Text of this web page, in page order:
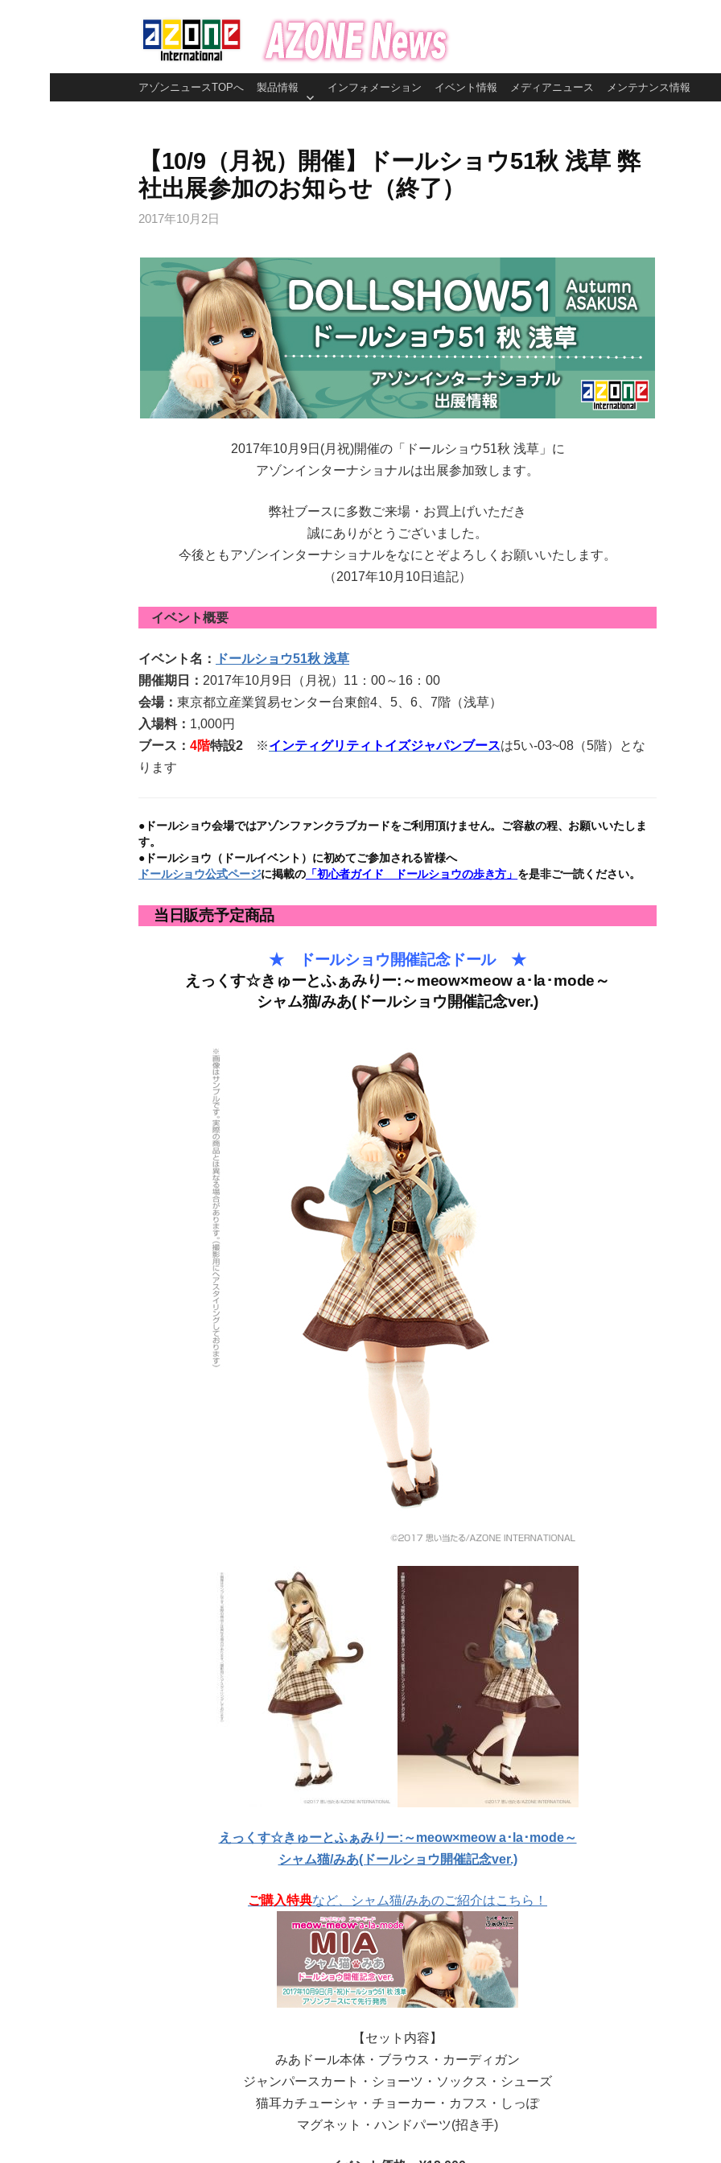
ン
アゾンニュースTOPへ 製品情報 インフォメーション イベント情報 メディアニュース メンテナンス情報
【10/9（月祝）開催】ドールショウ51秋 浅草 弊
社出展参加のお知らせ（終了）
2017年10月2日
2017年10月9日(月祝)開催の「ドールショウ51秋 浅草」に
アゾンインターナショナルは出展参加致します。
弊社ブースに多数ご来場・お買上げいただき
誠にありがとうございました。
今後ともアゾンインターナショナルをなにとぞよろしくお願いいたします。
（2017年10月10日追記）
イベント概要
イベント名：
ドールショウ51秋 浅草
開催期日： 2017年10月9日（月祝）11：00～16：00
会場： 東京都立産業貿易センター台東館4、5、6、7階（浅草）
入場料： 1,000円
ブース： 4階特設2 ※インティグリティトイズジャパンブースは5い-03~08（5階）とな
ります
●ドールショウ会場ではアゾンファンクラブカードをご利用頂けません。 ご容赦の程、お願いいたしま
す。
●ドールショウ（ドールイベント）に初めてご参加される皆様へ
ドールショウ公式ページに掲載の「初心者ガイド ドールショウの歩き方」 を是非ご一読ください。
当日販売予定商品
★ ドールショウ開催記念ドール ★
えっくす☆きゅーとふぁみりー:～meow×meow a･la･mode～
シャム猫/みあ(ドールショウ開催記念ver.)
えっくす☆きゅーとふぁみりー:～meow×meow a･la･mode～
シャム猫/みあ(ドールショウ開催記念ver.)
ご購入特典など、シャム猫/みあのご紹介はこちら！
【セット内容】
みあドール本体・ブラウス・カーディガン
ジャンパースカート・ショーツ・ソックス・シューズ
猫耳カチューシャ・チョーカー・カフス・しっぽ
マグネット・ハンドパーツ(招き手)